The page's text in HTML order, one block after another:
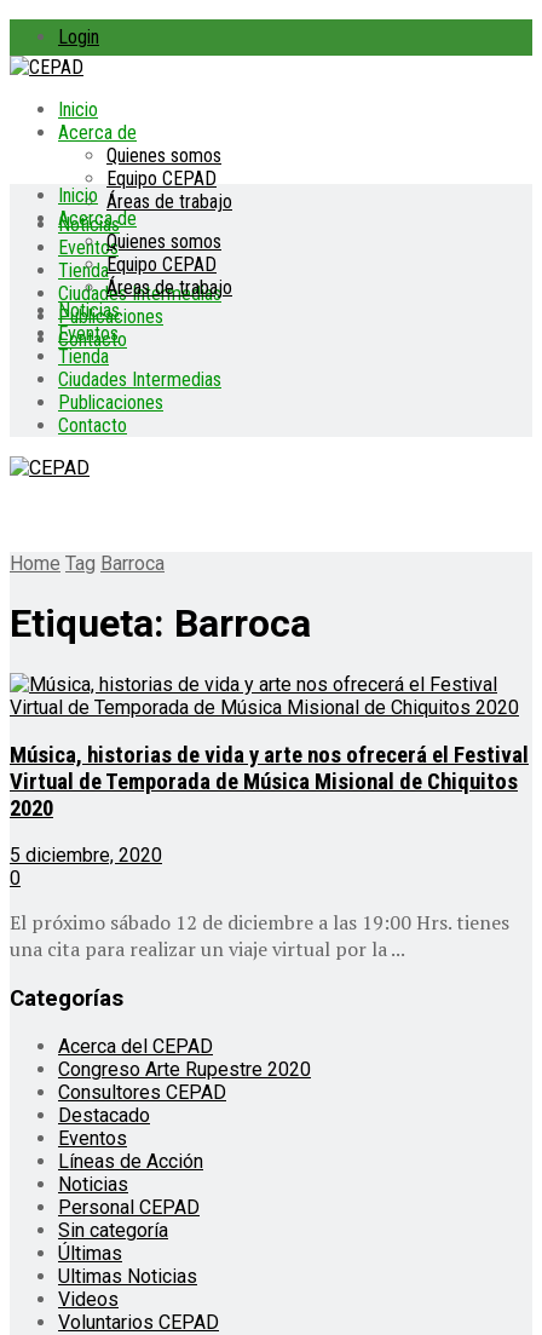
Login
Inicio
Acerca de
Quienes somos
Equipo CEPAD
Áreas de trabajo
Noticias
Eventos
Tienda
Ciudades Intermedias
Publicaciones
Contacto
Inicio
Acerca de
Quienes somos
Equipo CEPAD
Áreas de trabajo
Noticias
Eventos
Tienda
Ciudades Intermedias
Publicaciones
Contacto
Home Tag Barroca
Etiqueta: Barroca
Música, historias de vida y arte nos ofrecerá el Festival
Virtual de Temporada de Música Misional de Chiquitos
2020
5 diciembre, 2020
0
El próximo sábado 12 de diciembre a las 19:00 Hrs. tienes
una cita para realizar un viaje virtual por la ...
Categorías
Acerca del CEPAD
Congreso Arte Rupestre 2020
Consultores CEPAD
Destacado
Eventos
Líneas de Acción
Noticias
Personal CEPAD
Sin categoría
Últimas
Ultimas Noticias
Videos
Voluntarios CEPAD